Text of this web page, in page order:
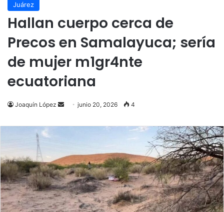
Juárez
Hallan cuerpo cerca de
Precos en Samalayuca; sería
de mujer m1gr4nte
ecuatoriana
Joaquín López
Send
email
junio 20, 2026 4